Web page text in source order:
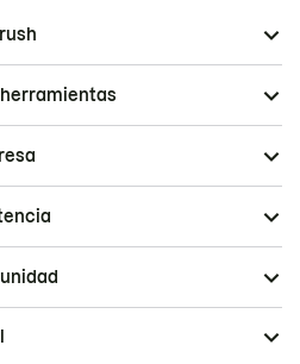
herramientas